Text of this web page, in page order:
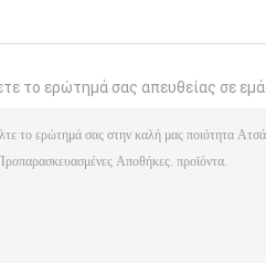
το ερώτημά σας απευθείας σε